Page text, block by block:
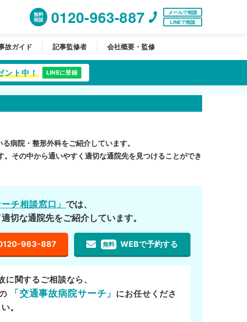
無料
相談
0120-963-887
メールで相談
LINEで相談
故ガイド 記事監修者 会社概要・監修
ント中！ LINEに登録
病院・整形外科をご紹介しています。
。その中から通いやすく適切な通院先を見つけることができ
チ相談窓口」 では、
適切な通院先をご紹介しています。
963-887 無料 WEBで予約する
に関するご相談なら、
「交通事故病院サーチ」 にお任せくださ
い。